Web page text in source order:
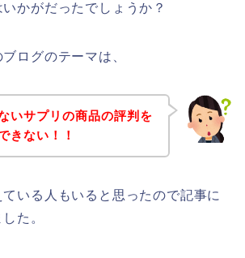
かがだったでしょうか？
ログのテーマは、
いサプリの商品の評判を
きない！！
いる人もいると思ったので記事に
た。